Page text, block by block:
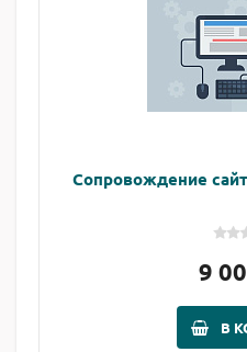
Сопровождение
9
В